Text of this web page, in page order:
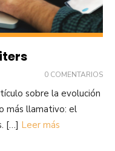
0 COMENTARIOS
sobre la evolución
más llamativo: el
[…] Leer más